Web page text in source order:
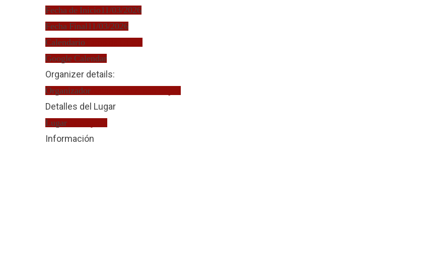
Fecha de Inicio11/03/2026
Fecha Final 11/03/2026
Calendario
Google Calendar
Organizer details:
Organizador
Detalles del Lugar
Lugar
Información